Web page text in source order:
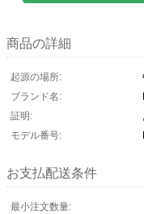
商品の詳細
起源の場所:
ブランド名:
証明:
モデル番号:
お支払配送条件
最小注文数量: